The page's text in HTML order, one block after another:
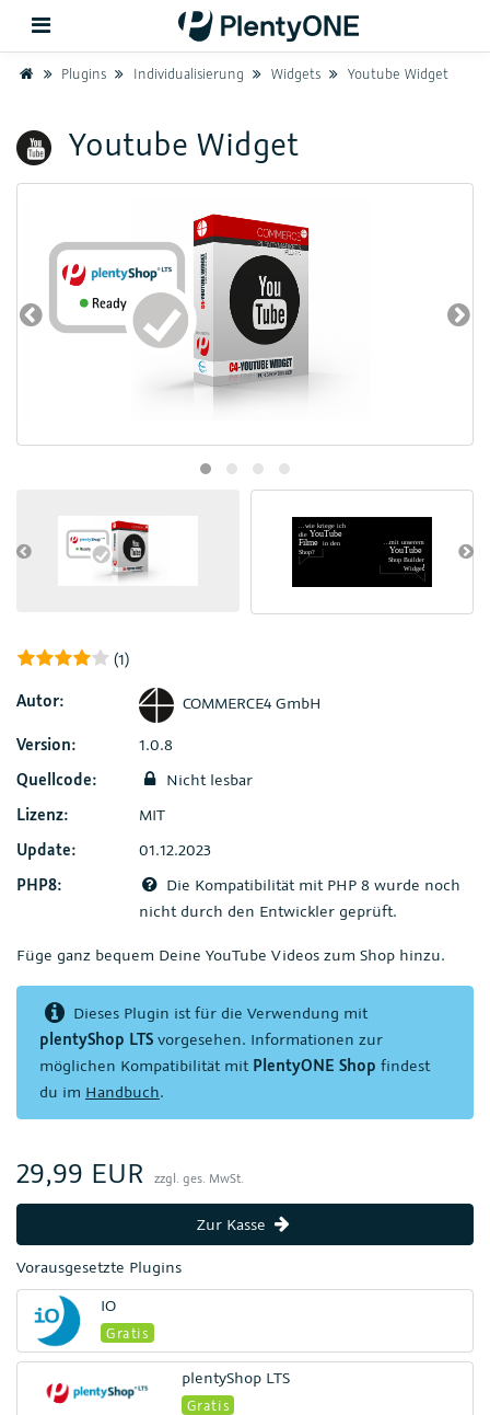
Zurück
Support
Hardware
HomePlugins Individualisierung Widgets Youtube Widget
Youtube Widget
(1)
Autor:
COMMERCE4 GmbH
Version:
1.0.8
Quellcode:
Nicht lesbar
Lizenz:
MIT
Update:
01.12.2023
PHP8:
Die Kompatibilität mit PHP 8 wurde noch
nicht durch den Entwickler geprüft.
Füge ganz bequem Deine YouTube Videos zum Shop hinzu.
Dieses Plugin ist für die Verwendung mit
plentyShop LTS vorgesehen. Informationen zur
möglichen Kompatibilität mit PlentyONE Shop findest
du im Handbuch.
29,99 EUR zzgl. ges. MwSt.
Zur Kasse
Vorausgesetzte Plugins
IO
Gratis
plentyShop LTS
Gratis